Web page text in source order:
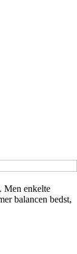
Men enkelte
balancen bedst,